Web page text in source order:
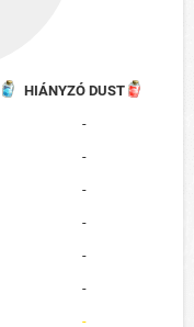
HIÁNYZÓ DUST
-
-
-
-
-
-
-